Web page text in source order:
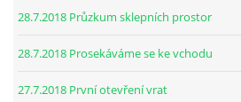
28.7.2018 Průzkum sklepních prostor
28.7.2018 Prosekáváme se ke vchodu
27.7.2018 První otevření vrat